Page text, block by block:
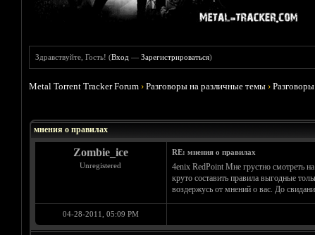
Здравствуйте, Гость! (Вход —Зарегистрироваться)
Metal Torrent Tracker Forum ›Разговоры на различные темы ›
мнения о правилах
Zombie_ice
Unregistered
RE: мнения о правилах
4enix RedPoint Мне грустно смотреть
круто составить правила выгодные
воздержусь от мнений о вас. До
04-28-2011, 05:09 PM